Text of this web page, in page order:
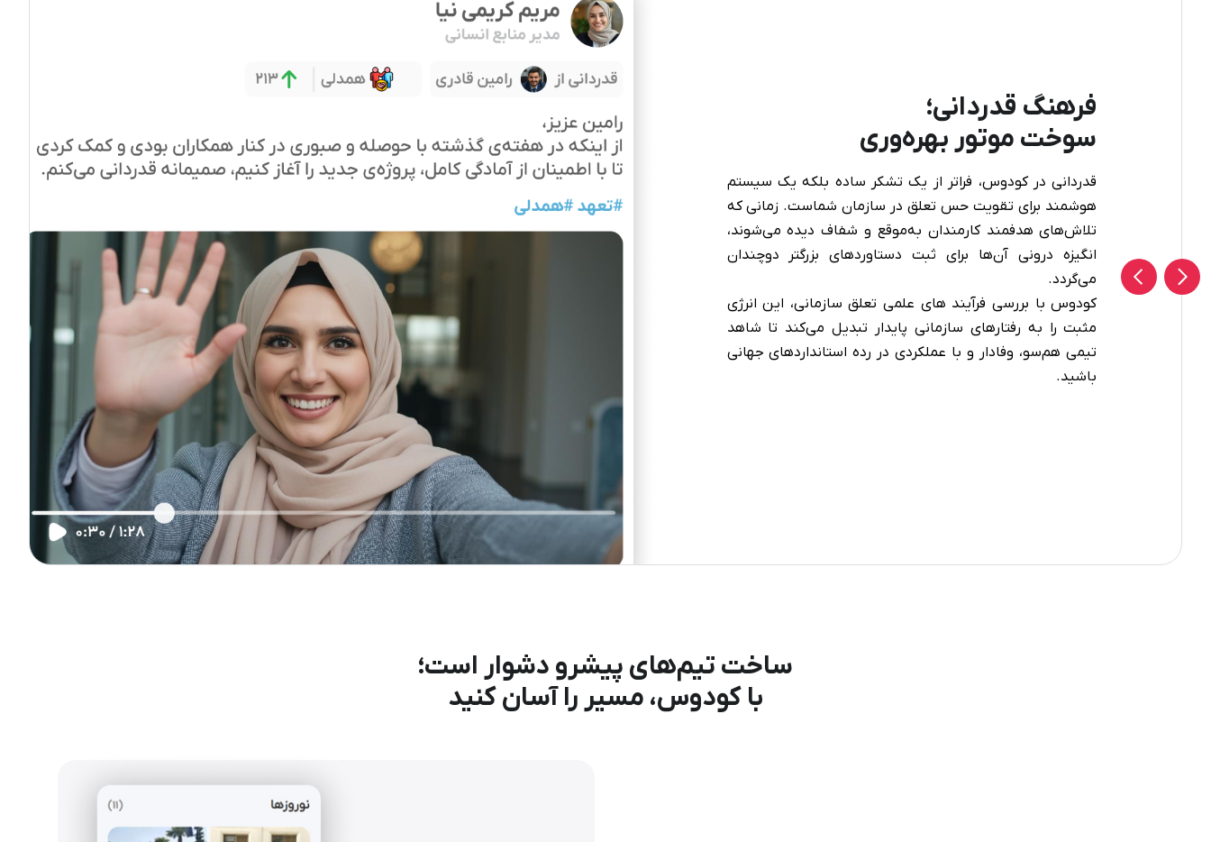
دماسنج سازمانی؛
پیش‌بینی قبل از بحران
بسیاری از استعفاها و افت عملکردها، ریشه در نارضایتی‌های
تدریجی دارند که از چشم مدیران پنهان می‌مانند. دماسنج
سازمانی کودوس با ایجاد فضایی امن و ناشناس، نبض روانی
تیم شما را به‌صورت لحظه‌ای پایش می‌کند. این ابزار به شما
قدرت می‌دهد تا به جای واکنش به بحران، لایه‌های پنهان
فرسودگی شغلی را شناسایی کرده و با تکیه بر داده‌های واقعی،
سلامت فرهنگ سازمانی خود را تضمین کنید.
ساخت تیم‌‌های پیشرو دشوار است؛
با کودوس، مسیر را آسان کنید